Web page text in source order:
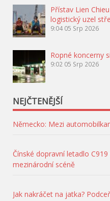
Přístav Lien
logistický uzel
9:04 05 Srp 2026
Ropné koncerny
9:02 05 Srp 2026
NEJČTENĚJŠÍ
Německo: Mezi
Čínské dopravní letadlo
mezinárodní scéně
Jak nakráčet na jatka?